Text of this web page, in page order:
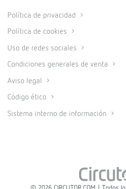
Política de privacidad
Política de cookies
Uso de redes sociales
Condiciones generales de venta
Aviso legal
Código ético
Sistema interno de información